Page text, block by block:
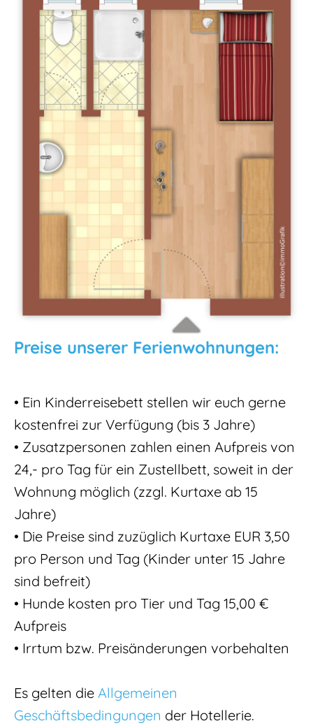
Preise unserer Ferienwohnungen:
• Ein Kinderreisebett stellen wir euch gerne
kostenfrei zur Verfügung (bis 3 Jahre)
• Zusatzpersonen zahlen einen Aufpreis von
24,- pro Tag für ein Zustellbett, soweit in der
Wohnung möglich (zzgl. Kurtaxe ab 15
Jahre)
• Die Preise sind zuzüglich Kurtaxe EUR 3,50
pro Person und Tag (Kinder unter 15 Jahre
sind befreit)
• Hunde kosten pro Tier und Tag 15,00 €
Aufpreis
• Irrtum bzw. Preisänderungen vorbehalten
Es gelten die Allgemeinen
Geschäftsbedingungen der Hotellerie.